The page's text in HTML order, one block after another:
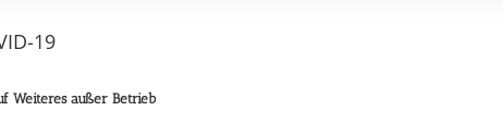
19
Weiteres außer Betrieb